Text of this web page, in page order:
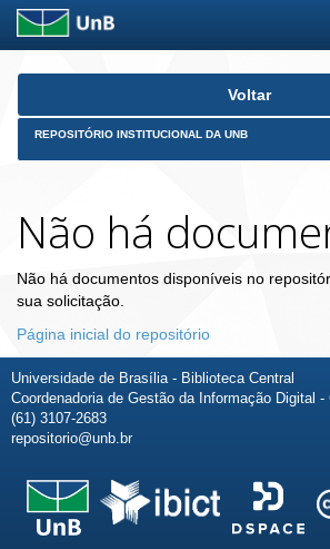
Skip
Voltar
REPOSITÓRIO INSTITUCIONAL DA UNB
Não há
Não há documentos disponíveis no
sua solicitação.
Página inicial do repositório
Universidade de Brasília - Biblioteca Central
Coordenadoria de Gestão da Informação Digital -
(61) 3107-2683
repositorio@unb.br